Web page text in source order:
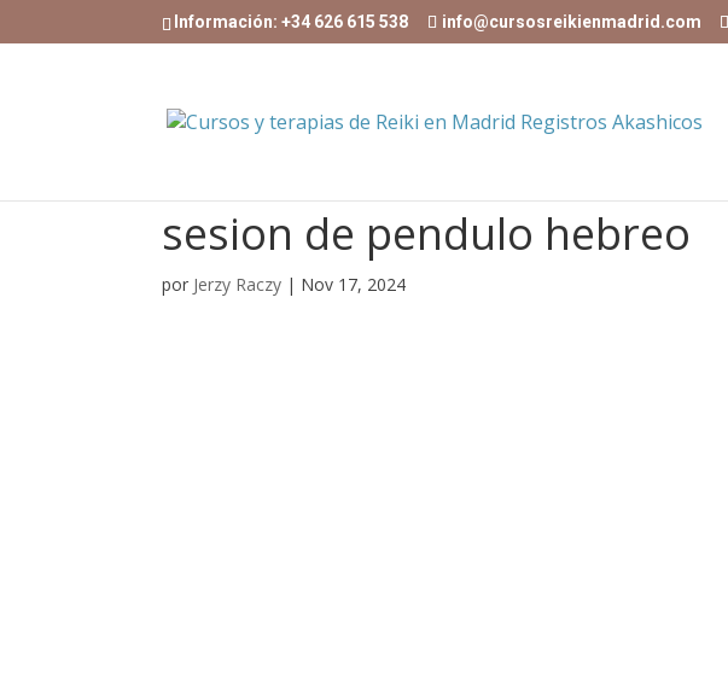
Información: +34 626 615 538 info@cursosreikienmadrid.com
sesion de pendulo hebreo
por Jerzy Raczy | Nov 17, 2024